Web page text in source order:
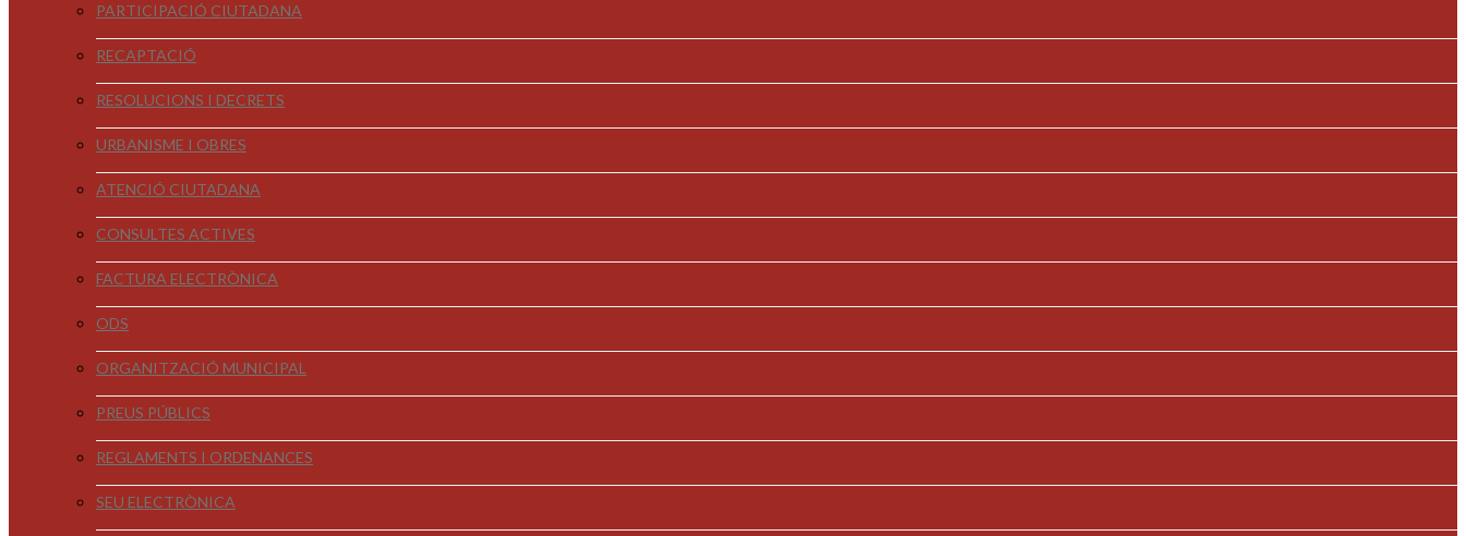
PARTICIPACIÓ CIUTADANA
RECAPTACIÓ
RESOLUCIONS I DECRETS
URBANISME I OBRES
ATENCIÓ CIUTADANA
CONSULTES ACTIVES
FACTURA ELECTRÒNICA
ODS
ORGANITZACIÓ MUNICIPAL
PREUS PÚBLICS
REGLAMENTS I ORDENANCES
SEU ELECTRÒNICA